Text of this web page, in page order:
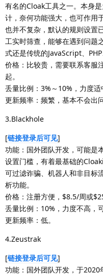
有名的Cloak工具之一。本身
计，奈何功能强大，也可作用
也并不复杂，默认的规则设置
工实时筛查，能够在遇到问题
式还是传统的JavaScript、PHP
价格：比较贵，需要联系客服
起。
丢量比例：3%～10%，力度适
更新频率：频繁，基本不会出问
3.Blackhole
[链接登录后可见]
功能：国外团队开发，可能是
设置门槛，有着最基础的
可过滤诈骗、机器人和非目标
析功能。
价格：注册方便，$8.5/周或
丢量比例：10%，力度不高，
更新频率：低。
4.Zeustrak
[链接登录后可见]
功能：国外团队开发，于